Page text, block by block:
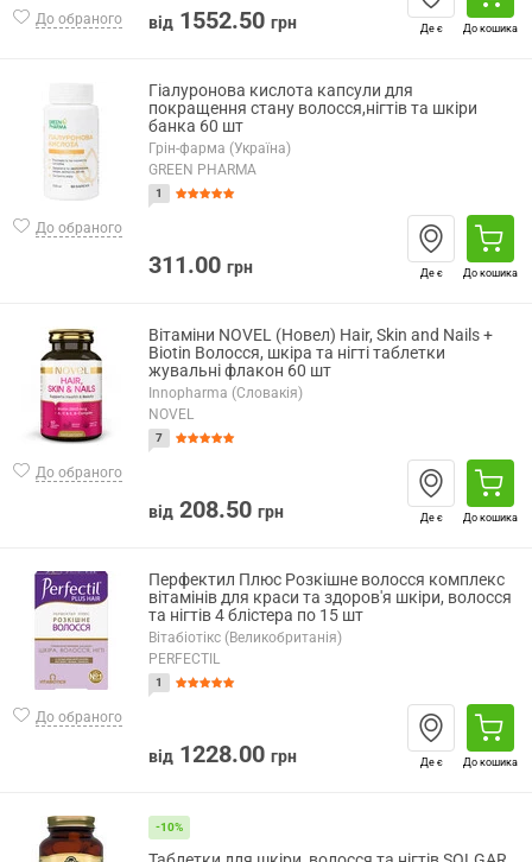
До обраного від 1552.50 грн Де є До кошика
До обраного
Гіалуронова кислота капсули для
покращення стану волосся,нігтів та шкіри
банка 60 шт
Грін-фарма (Україна)
GREEN PHARMA
1
311.00 грн Де є До кошика
До обраного
Вітаміни NOVEL (Новел) Hair, Skin and Nails +
Biotin Волосся, шкіра та нігті таблетки
жувальні флакон 60 шт
Innopharma (Словакія)
NOVEL
7
від 208.50 грн Де є До кошика
До обраного
Перфектил Плюс Розкішне волосся комплекс
вітамінів для краси та здоров'я шкіри, волосся
та нігтів 4 блістера по 15 шт
Вітабіотікс (Великобританія)
PERFECTIL
1
від 1228.00 грн Де є До кошика
-10%